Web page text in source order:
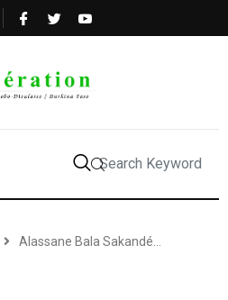
Alassane Bala Sakandé…